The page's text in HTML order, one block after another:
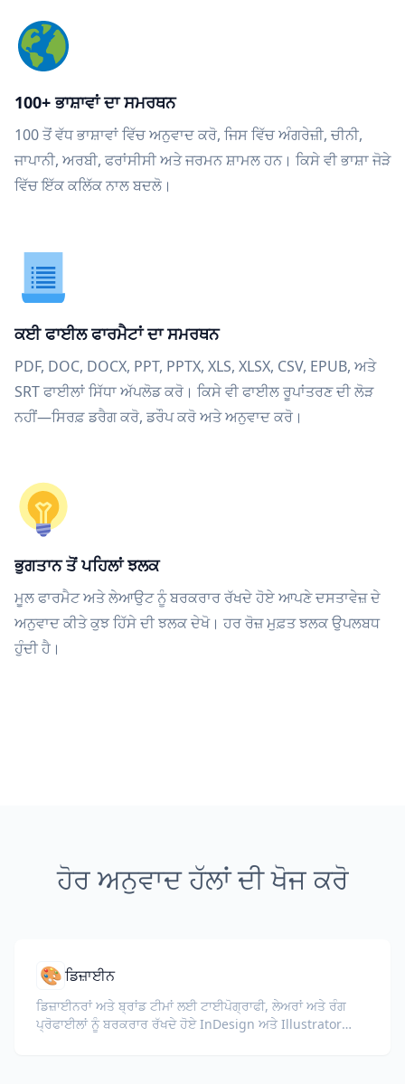
100+ ਭਾਸ਼ਾਵਾਂ ਦਾ ਸਮਰਥਨ
100 ਤੋਂ ਵੱਧ ਭਾਸ਼ਾਵਾਂ ਵਿੱਚ ਅਨੁਵਾਦ ਕਰੋ, ਜਿਸ ਵਿੱਚ ਅੰਗਰੇਜ਼ੀ, ਚੀਨੀ,
ਜਾਪਾਨੀ, ਅਰਬੀ, ਫਰਾਂਸੀਸੀ ਅਤੇ ਜਰਮਨ ਸ਼ਾਮਲ ਹਨ। ਕਿਸੇ ਵੀ ਭਾਸ਼ਾ ਜੋੜੇ
ਵਿੱਚ ਇੱਕ ਕਲਿੱਕ ਨਾਲ ਬਦਲੋ।
ਕਈ ਫਾਈਲ ਫਾਰਮੈਟਾਂ ਦਾ ਸਮਰਥਨ
PDF, DOC, DOCX, PPT, PPTX, XLS, XLSX, CSV, EPUB, ਅਤੇ
SRT ਫਾਈਲਾਂ ਸਿੱਧਾ ਅੱਪਲੋਡ ਕਰੋ। ਕਿਸੇ ਵੀ ਫਾਈਲ ਰੂਪਾਂਤਰਣ ਦੀ ਲੋੜ
ਨਹੀਂ—ਸਿਰਫ਼ ਡਰੈਗ ਕਰੋ, ਡਰੌਪ ਕਰੋ ਅਤੇ ਅਨੁਵਾਦ ਕਰੋ।
ਭੁਗਤਾਨ ਤੋਂ ਪਹਿਲਾਂ ਝਲਕ
ਮੂਲ ਫਾਰਮੈਟ ਅਤੇ ਲੇਆਉਟ ਨੂੰ ਬਰਕਰਾਰ ਰੱਖਦੇ ਹੋਏ ਆਪਣੇ ਦਸਤਾਵੇਜ਼ ਦੇ
ਅਨੁਵਾਦ ਕੀਤੇ ਕੁਝ ਹਿੱਸੇ ਦੀ ਝਲਕ ਦੇਖੋ। ਹਰ ਰੋਜ਼ ਮੁਫ਼ਤ ਝਲਕ ਉਪਲਬਧ
ਹੁੰਦੀ ਹੈ।
ਹੋਰ ਅਨੁਵਾਦ ਹੱਲਾਂ ਦੀ ਖੋਜ ਕਰੋ
🎨ਡਿਜ਼ਾਈਨ
ਡਿਜ਼ਾਈਨਰਾਂ ਅਤੇ ਬ੍ਰਾਂਡ ਟੀਮਾਂ ਲਈ ਟਾਈਪੋਗ੍ਰਾਫੀ, ਲੇਅਰਾਂ ਅਤੇ ਰੰਗ
ਪ੍ਰੋਫਾਈਲਾਂ ਨੂੰ ਬਰਕਰਾਰ ਰੱਖਦੇ ਹੋਏ InDesign ਅਤੇ Illustrator